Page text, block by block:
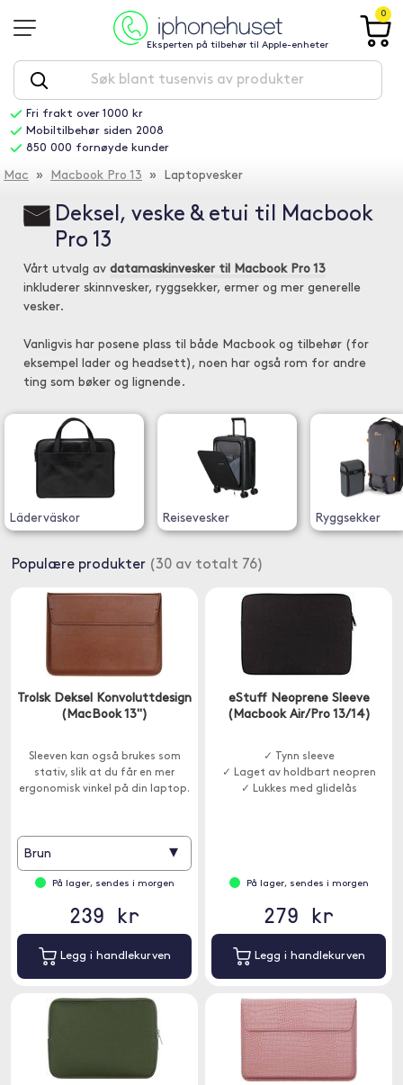
Eksperten på tilbehør til Apple-enheter
0
Fri frakt over 1000 kr
Mobiltilbehør siden 2008
850 000 fornøyde kunder
Mac » Macbook Pro 13 » Laptopvesker
Deksel, veske & etui til Macbook
Pro 13
Vårt utvalg av datamaskinvesker til Macbook Pro 13
inkluderer skinnvesker, ryggsekker, ermer og mer generelle
vesker.
Vanligvis har posene plass til både Macbook og tilbehør (for
eksempel lader og headsett), noen har også rom for andre
ting som bøker og lignende.
Läderväskor Reisevesker Ryggsekker
Populære produkter (30 av totalt 76)
Trolsk Deksel Konvoluttdesign
(MacBook 13")
Sleeven kan også brukes som
stativ, slik at du får en mer
ergonomisk vinkel på din laptop.
Brun ▾
På lager, sendes i morgen
239 kr
Legg i handlekurven
eStuff Neoprene Sleeve
(Macbook Air/Pro 13/14)
✓ Tynn sleeve
✓ Laget av holdbart neopren
✓ Lukkes med glidelås
På lager, sendes i morgen
279 kr
Legg i handlekurven